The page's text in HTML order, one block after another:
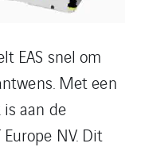
EAS snel om
Met een
aan de
NV. Dit